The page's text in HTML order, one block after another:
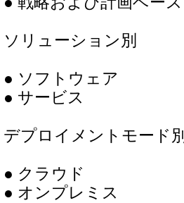
ソリューション別
● ソフトウェア
● サービス
デプロイメントモード別
● クラウド
● オンプレミス